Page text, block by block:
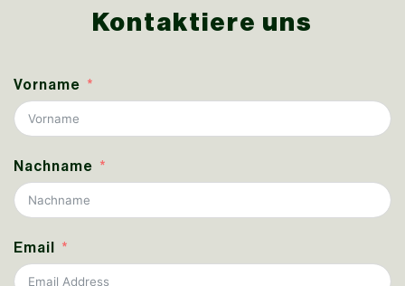
Kontaktiere uns
Vorname
Nachname
Email